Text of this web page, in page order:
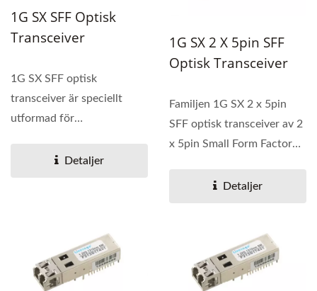
1G SX SFF Optisk
Transceiver
1G SX SFF optisk
transceiver är speciellt
utformad för
Detaljer
1G SX 2 X 5pin SFF
Optisk Transceiver
Familjen 1G SX 2 x 5pin
SFF optisk transceiver av 2
x 5pin Small Form Factor
Detaljer